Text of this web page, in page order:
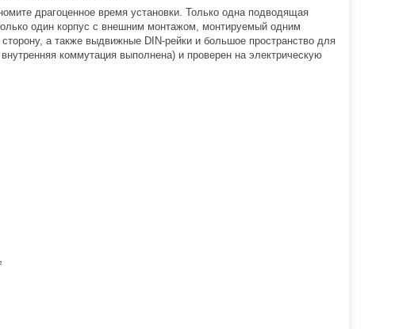
драгоценное время установки. Только одна подводящая
один корпус с внешним монтажом, монтируемый одним
а также выдвижные DIN-рейки и большое пространство для
коммутация выполнена) и проверен на электрическую